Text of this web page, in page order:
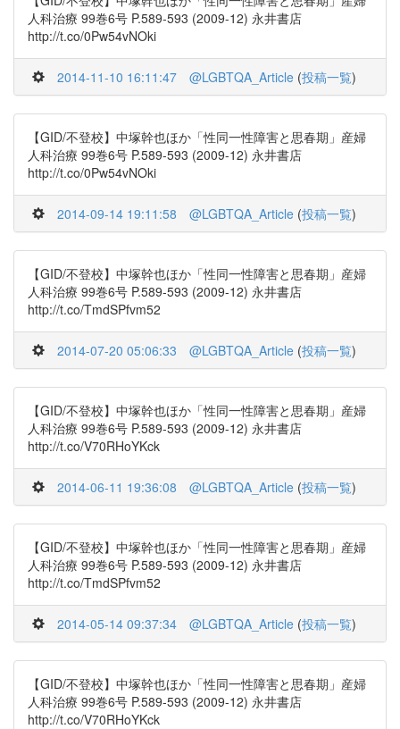
人科治療 99巻6号 P.589-593 (2009-12) 永井書店
http://t.co/0Pw54vNOki
2014-11-10 16:11:47 @LGBTQA_Article (投稿一覧)
【GID/不登校】中塚幹也ほか「性同一性障害と思春期」産婦
人科治療 99巻6号 P.589-593 (2009-12) 永井書店
http://t.co/0Pw54vNOki
2014-09-14 19:11:58 @LGBTQA_Article (投稿一覧)
【GID/不登校】中塚幹也ほか「性同一性障害と思春期」産婦
人科治療 99巻6号 P.589-593 (2009-12) 永井書店
http://t.co/TmdSPfvm52
2014-07-20 05:06:33 @LGBTQA_Article (投稿一覧)
【GID/不登校】中塚幹也ほか「性同一性障害と思春期」産婦
人科治療 99巻6号 P.589-593 (2009-12) 永井書店
http://t.co/V70RHoYKck
2014-06-11 19:36:08 @LGBTQA_Article (投稿一覧)
【GID/不登校】中塚幹也ほか「性同一性障害と思春期」産婦
人科治療 99巻6号 P.589-593 (2009-12) 永井書店
http://t.co/TmdSPfvm52
2014-05-14 09:37:34 @LGBTQA_Article (投稿一覧)
【GID/不登校】中塚幹也ほか「性同一性障害と思春期」産婦
人科治療 99巻6号 P.589-593 (2009-12) 永井書店
http://t.co/V70RHoYKck